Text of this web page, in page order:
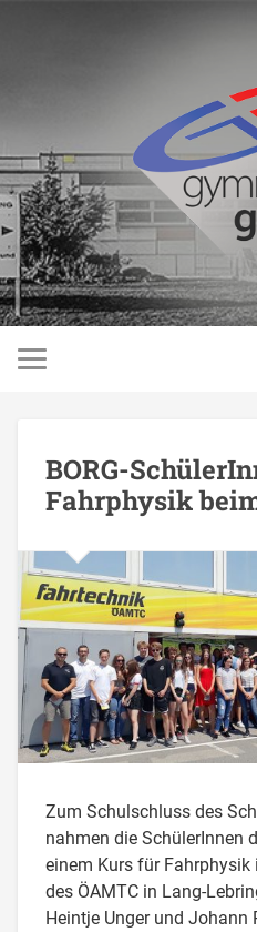
BORG-
Fahrphysik
Zum Schulschluss des
nahmen die SchülerInnen
einem Kurs für
des ÖAMTC in Lang-
Heintje Unger und Johann